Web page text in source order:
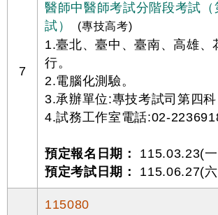
7
醫師中醫師考試分階段考試（
試）
(專技高考)
1.臺北、臺中、臺南、高雄、
行。
2.電腦化測驗。
3.承辦單位:專技考試司第四科
4.試務工作室電話:02-
預定報名日期：
115.03.23(
預定考試日期：
115.06.27(
115080